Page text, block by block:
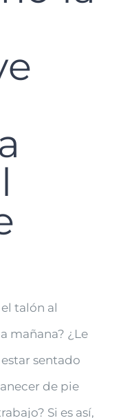
talón al
mañana? ¿Le
sentado
de pie
Si es así,